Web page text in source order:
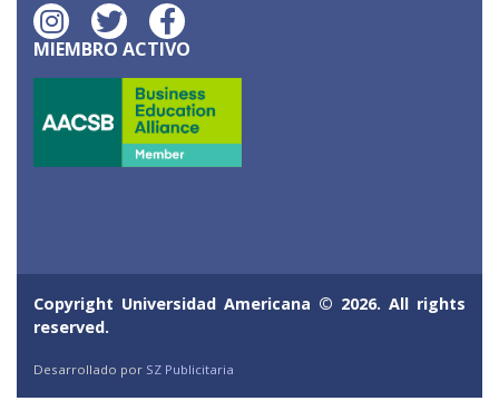
MIEMBRO ACTIVO
Copyright Universidad Americana © 2026. All rights
reserved.
Desarrollado por SZ Publicitaria